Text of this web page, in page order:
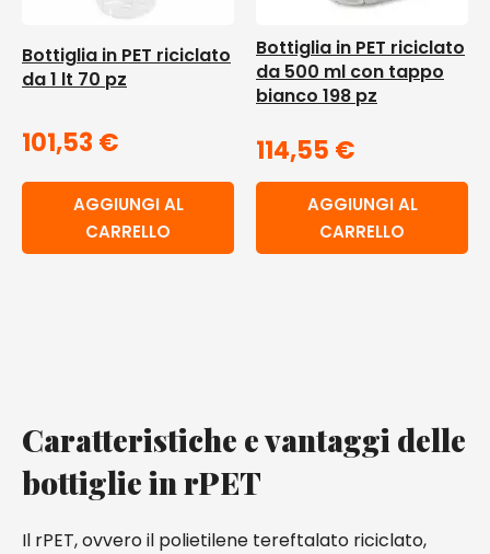
Bottiglia in PET riciclato
da 1 lt 70 pz
101,53 €
AGGIUNGI AL
CARRELLO
Bottiglia in PET riciclato
da 500 ml con tappo
bianco 198 pz
114,55 €
AGGIUNGI AL
CARRELLO
Caratteristiche e vantaggi delle
bottiglie in rPET
Il rPET, ovvero il polietilene tereftalato riciclato,